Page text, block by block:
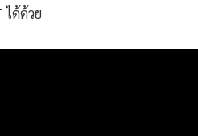
ได้ด้วย